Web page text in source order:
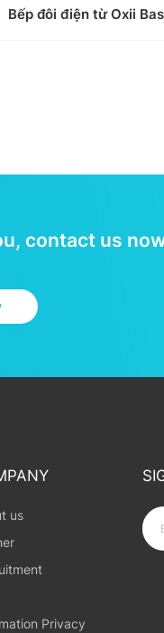
Bếp đôi điện từ Oxii
contact us
us
Privacy